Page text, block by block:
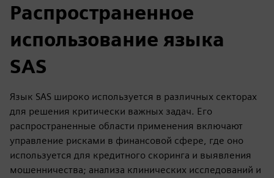
Распространенное
использование языка
SAS
Язык SAS широко используется в различных секторах
для решения критически важных задач. Его
распространенные области применения включают
управление рисками в финансовой сфере, где оно
используется для кредитного скоринга и выявления
мошенничества; анализа клинических исследований и